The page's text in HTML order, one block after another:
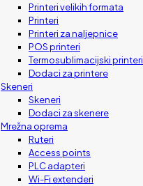
Printeri velikih formata
Printeri
Printeri za naljepnice
POS printeri
Termosublimacijski printeri
Dodaci za printere
Skeneri
Skeneri
Dodaci za skenere
Mrežna oprema
Ruteri
Access points
PLC adapteri
Wi-Fi extenderi